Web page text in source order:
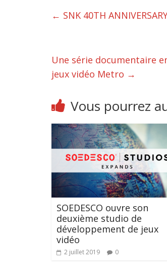
← SNK 40TH
Une série documentaire
jeux vidéo Metro →
Vous pourrez
SOEDESCO ouvre son
deuxième studio de
développement de jeux
vidéo
2 juillet 2019 0